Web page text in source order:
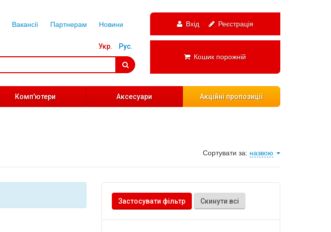
Вхід Реєстрація
Кошик порожній
Вакансії Партнерам Новини
Укр. Рус.
Комп'ютери Аксесуари Акційні пропозиції
Сортувати за: назвою
Застосувати фільтр Скинути всі